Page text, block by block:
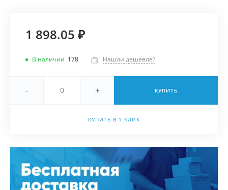
1 898.05 ₽
В наличии 178 Нашли дешевле?
- + КУПИТЬ
КУПИТЬ В 1 КЛИК